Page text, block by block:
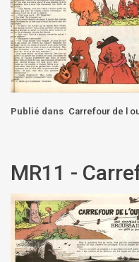
Publié dans Carrefour de l
MR11 -